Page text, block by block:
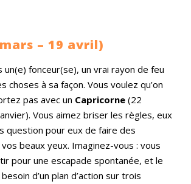
– 19 avril)
un(e) fonceur(se), un vrai rayon de feu
choses à sa façon. Vous voulez qu’on
pas avec un Capricorne (22
Vous aimez briser les règles, eux
question pour eux de faire des
beaux yeux. Imaginez-vous : vous
pour une escapade spontanée, et le
d’un plan d’action sur trois